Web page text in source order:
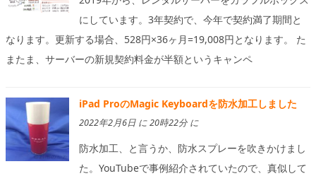
にしています。3年契約で、今年で契約満了期間と
なります。更新する場合、528円×36ヶ月=19,008円となります。 た
またま、サーバーの新規契約料金が半額というキャンペ
iPad ProのMagic Keyboardを防水加工しました
2022年2月6日 に 20時22分 に
防水加工、と言うか、防水スプレーを吹きかけまし
た。YouTubeで事例紹介されていたので、真似して